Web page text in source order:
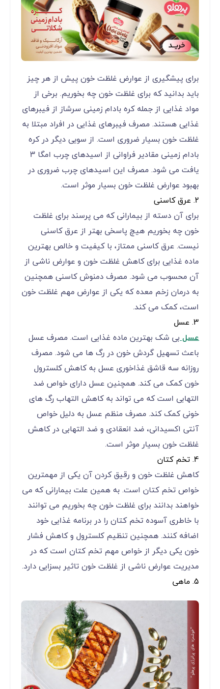
برای پیشگیری از عوارض غلظت خون پیش از هر چیز
باید بدانید که برای غلظت خون چه بخوریم. برخی از
مواد غذایی از جمله کره بادام زمینی سرشاز از فیبرهای
غذایی هستند. مصرف فیبرهای غذایی در افراد مبتلا به
غلظت خون بسیار ضروری است. از سویی دیگر در کره
بادام زمینی مقادیر فراوانی از اسیدهای چرب امگا 3
یافت می شود. مصرف این اسیدهای چرب ضروری در
بهبود عوارض غلظت خون بسیار موثر است.
2. عرق کاسنی
برای آن دسته از بیمارانی که می پرسند برای غلظت
خون چه بخوریم هیچ پاسخی بهتر از عرق کاسنی
نیست. عرق کاسنی ممتاز، با کیفیت و خالص بهترین
ماده غذایی برای کاهش غلظت خون و عوارض ناشی از
آن محسوب می شود. مصرف دمنوش کاسنی همچنین
به درمان زخم معده که یکی از عوارض مهم غلظت خون
است، کمک می کند.
3. عسل
عسلبی شک بهترین ماده غذایی است. مصرف عسل
باعث تسهیل گردش خون در رگ ها می شود. مصرف
روزانه سه قاشق غذاخوری عسل به کاهش کلسترول
خون کمک می کند. همچنین عسل دارای خواص ضد
التهابی است که می تواند به کاهش التهاب رگ های
خونی کمک کند. مصرف منظم عسل به دلیل خواص
آنتی اکسیدانی، ضد انعقادی و ضد التهابی در کاهش
غلظت خون بسیار موثر است.
4. تخم کتان
کاهش غلظت خون و رقیق کردن آن یکی از مهمترین
خواص تخم کتان است. به همین علت بیمارانی که می
خواهند بدانند برای غلظت خون چه بخوریم می توانند
با خاطری آسوده تخم کتان را در برنامه غذایی خود
اضافه کنند. همچنین تنظیم کلسترول و کاهش فشار
خون یکی دیگر از خواص مهم تخم کتان است که در
مدیریت عوارض ناشی از غلظت خون تاثیر بسزایی دارد.
5. ماهی